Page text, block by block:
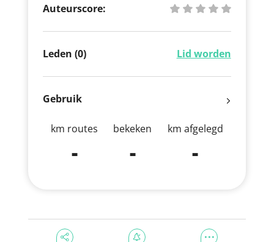
Auteurscore:
Leden (0) Lid worden
Gebruik
km routes
-
bekeken
-
km afgelegd
-